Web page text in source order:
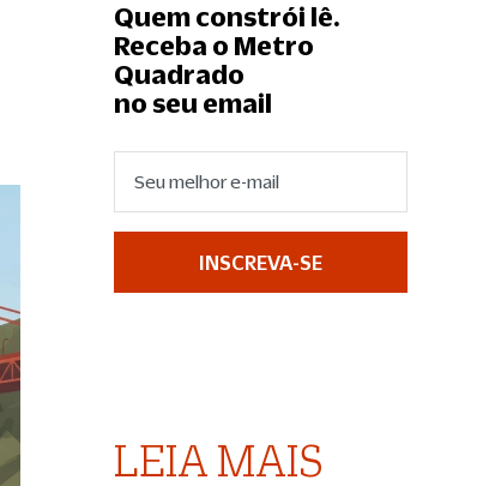
Quem constrói lê.
Receba o Metro
Quadrado
no seu email
INSCREVA-SE
LEIA MAIS